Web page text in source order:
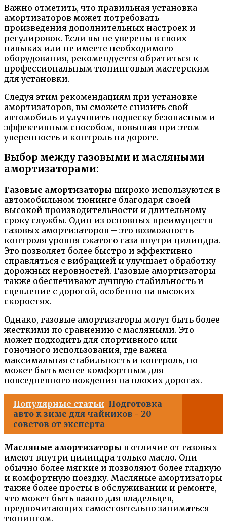
Важно отметить, что правильная установка
амортизаторов может потребовать
произведения дополнительных настроек и
регулировок. Если вы не уверены в своих
навыках или не имеете необходимого
оборудования, рекомендуется обратиться к
профессиональным тюнинговым мастерским
для установки.
Следуя этим рекомендациям при установке
амортизаторов, вы сможете снизить свой
автомобиль и улучшить подвеску безопасным и
эффективным способом, повышая при этом
уверенность и контроль на дороге.
Выбор между газовыми и масляными
амортизаторами:
Газовые амортизаторы широко используются в
автомобильном тюнинге благодаря своей
высокой производительности и длительному
сроку службы. Один из основных преимуществ
газовых амортизаторов – это возможность
контроля уровня сжатого газа внутри цилиндра.
Это позволяет более быстро и эффективно
справляться с вибрацией и улучшает обработку
дорожных неровностей. Газовые амортизаторы
также обеспечивают лучшую стабильность и
сцепление с дорогой, особенно на высоких
скоростях.
Однако, газовые амортизаторы могут быть более
жесткими по сравнению с масляными. Это
может подходить для спортивного или
гоночного использования, где важна
максимальная стабильность и контроль, но
может быть менее комфортным для
повседневного вождения на плохих дорогах.
Популярные статьи Подготовка
авто к зиме для чайников - 20
советов от эксперта
Масляные амортизаторы в отличие от газовых
имеют внутри цилиндра только масло. Они
обычно более мягкие и позволяют более гладкую
и комфортную поездку. Масляные амортизаторы
также более просты в обслуживании и ремонте,
что может быть важно для владельцев,
предпочитающих самостоятельно заниматься
тюнингом.